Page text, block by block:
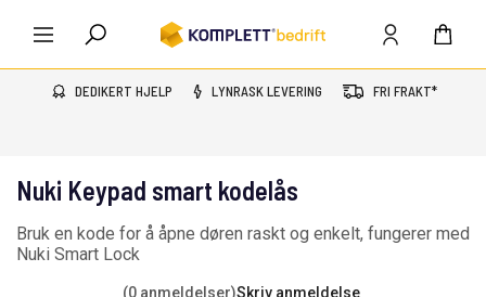
DEDIKERT HJELP LYNRASK LEVERING FRI FRAKT*
Nuki Keypad smart kodelås
Bruk en kode for å åpne døren raskt og enkelt, fungerer med
Nuki Smart Lock
(0 anmeldelser)Skriv anmeldelse